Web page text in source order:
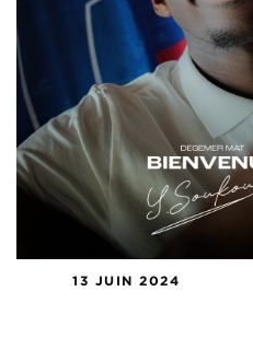
13 JUIN 2024